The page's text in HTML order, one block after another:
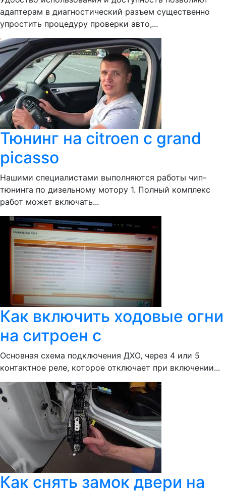
адаптерам в диагностический разъем существенно
упростить процедуру проверки авто,...
Тюнинг на citroen c grand
picasso
Нашими специалистами выполняются работы чип-
тюнинга по дизельному мотору 1. Полный комплекс
работ может включать...
Как включить ходовые огни
на ситроен с
Основная схема подключения ДХО, через 4 или 5
контактное реле, которое отключает при включении...
Как снять замок двери на